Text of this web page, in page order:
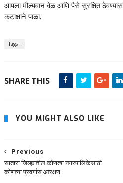
आपला मौल्यवान वेळ आणि पैसे सुरक्षित
कटाक्षाने पाळा.
Tags :
SHARE THIS
YOU MIGHT ALSO LIKE
Previous
सातारा जिल्ह्यातील कोणत्या नगरपालिकेसाठी
कोणत्या प्रवर्गास आरक्षण.